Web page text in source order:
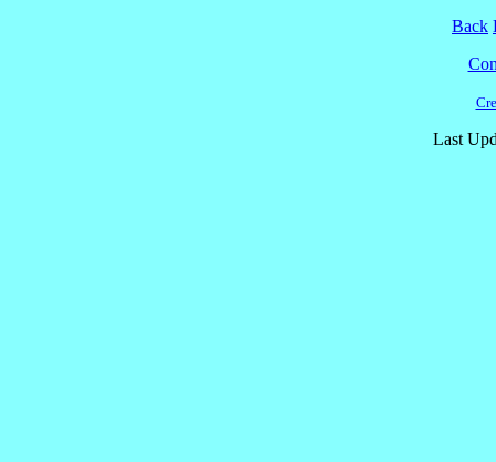
Back
Last